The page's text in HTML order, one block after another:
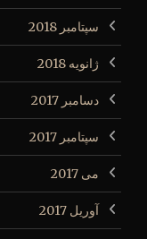
سپتامبر 2018
ژانویه 2018
دسامبر 2017
سپتامبر 2017
می 2017
آوریل 2017